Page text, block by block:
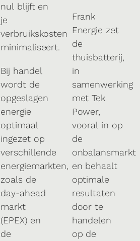
nul blijft en
je
verbruikskosten
minimaliseert.
Bij handel
wordt de
opgeslagen
energie
optimaal
ingezet op
verschillende
energiemarkten,
zoals de
day-ahead
markt
(EPEX) en
de
Frank
Energie zet
de
thuisbatterij,
in
samenwerking
met Tek
Power,
vooral in op
de
onbalansmarkt
en behaalt
optimale
resultaten
door te
handelen
op de